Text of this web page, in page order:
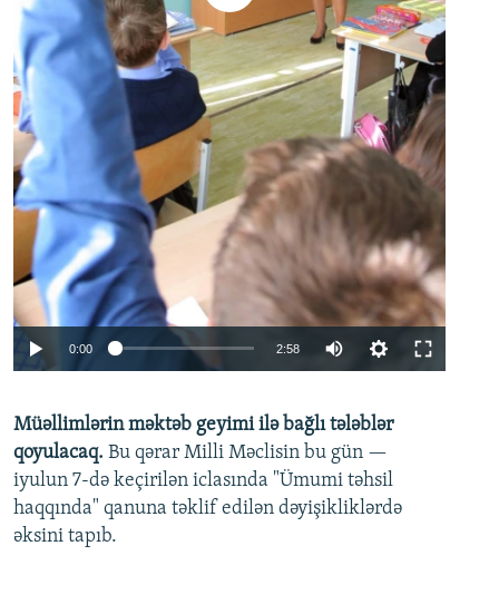
0:00 2:58
360p
480p
720p
Müəllimlərin məktəb geyimi ilə bağlı tələblər
qoyulacaq. Bu qərar Milli Məclisin bu gün —
iyulun 7-də keçirilən iclasında "Ümumi təhsil
haqqında" qanuna təklif edilən dəyişikliklərdə
əksini tapıb.